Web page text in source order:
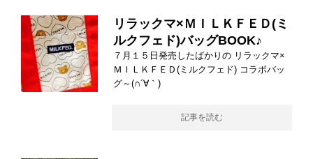
リラックマ×ＭＩＬＫＦＥＤ(ミ
ルクフェド)バッグBOOK♪
７月１５日発売したばかりの リラックマ×
ＭＩＬＫＦＥＤ(ミルクフェド) コラボバッ
グ～(∩´∀｀)
記事を読む